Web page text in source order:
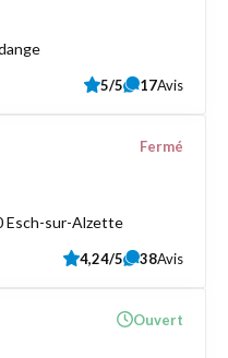
5/5 17Avis
Esch-sur-Alzette
Fermé
4,24/5 38Avis
Ouvert